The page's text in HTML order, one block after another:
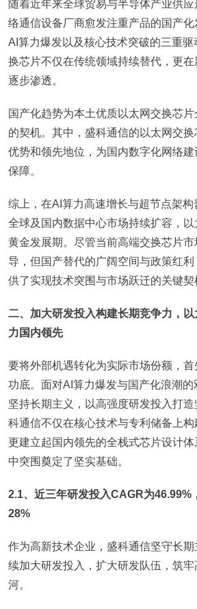
随着近年来全球贸易与半导体产业供
络通信设备厂商愈发注重产品的国产化
AI算力爆发以及核心技术突破的三重
换芯片不仅在传统领域持续替代，更
逐步渗透。
国产化趋势为本土优质以太网交换芯
的契机。其中，盛科通信的以太网交
优势和领先地位，为国内数字化网络
保障。
综上，在AI算力高速增长与超节点架构
全球及国内数据中心市场持续扩容，
黄金发展期。尽管当前高端交换芯片
导，但国产替代的广阔空间与政策红
供了实现技术突围与市场跃迁的关键契
二、加大研发投入构建长期竞争力，
力国内领先
要将外部机遇转化为实际市场份额，
功底。面对AI算力爆发与国产化浪潮
坚持长期主义，以高强度研发投入打
科通信不仅在核心技术与专利储备上构
更建立起国内领先的全栈式芯片设计
中突围奠定了坚实基础。
2.1、近三年研发投入CAGR为46.99%
28%
作为高新技术企业，盛科通信坚守长
续加大研发投入，扩大研发队伍，筑
河。